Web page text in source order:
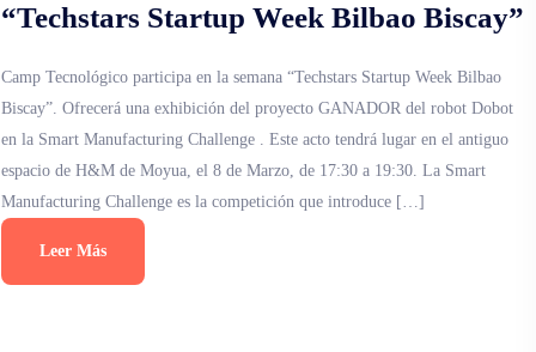
“Techstars Startup Week Bilbao Biscay”
Camp Tecnológico participa en la semana “Techstars Startup Week Bilbao
Biscay”. Ofrecerá una exhibición del proyecto GANADOR del robot Dobot
en la Smart Manufacturing Challenge . Este acto tendrá lugar en el antiguo
espacio de H&M de Moyua, el 8 de Marzo, de 17:30 a 19:30. La Smart
Manufacturing Challenge es la competición que introduce […]
Leer Más